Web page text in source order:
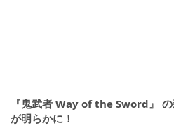
『鬼武者 Way of the Sword』
が明らかに！